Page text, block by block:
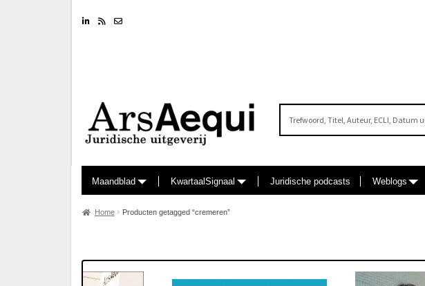
LinkedinRSS feed
Maandblad KwartaalSignaal Juridische podcasts Weblogs
Home Producten getagged “cremeren”